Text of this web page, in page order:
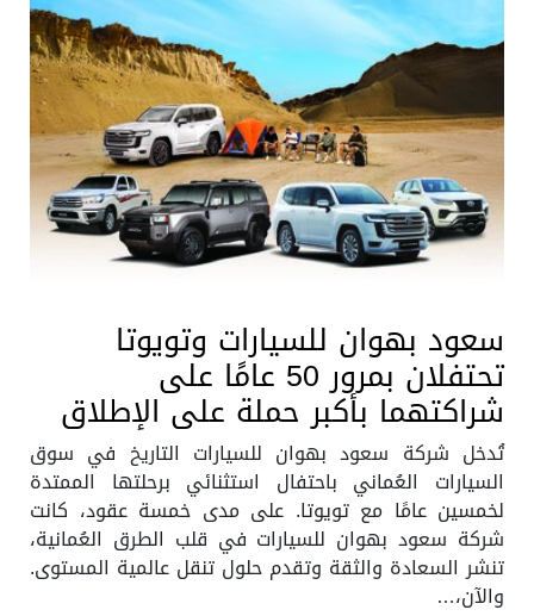
سعود بهوان للسيارات وتويوتا
تحتفلان بمرور 50 عامًا على
شراكتهما بأكبر حملة على الإطلاق
تُدخل شركة سعود بهوان للسيارات التاريخ في سوق
السيارات العُماني باحتفال استثنائي برحلتها الممتدة
لخمسين عامًا مع تويوتا. على مدى خمسة عقود، كانت
شركة سعود بهوان للسيارات في قلب الطرق العُمانية،
تنشر السعادة والثقة وتقدم حلول تنقل عالمية المستوى.
والآن،…